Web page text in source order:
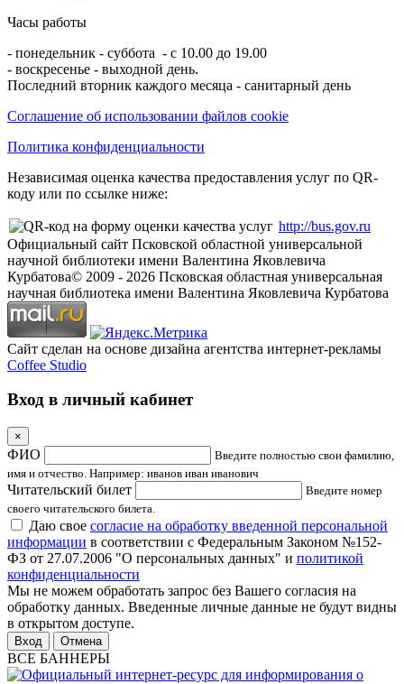
Часы работы
- понедельник - суббота - с 10.00 до 19.00
- воскресенье - выходной день.
Последний вторник каждого месяца - санитарный день
Соглашение об использовании файлов cookie
Политика конфиденциальности
Независимая оценка качества предоставления услуг по QR-
коду или по ссылке ниже:
http://bus.gov.ru
Официальный сайт Псковской областной универсальной
научной библиотеки имени Валентина Яковлевича
Курбатова© 2009 - 2026 Псковская областная универсальная
научная библиотека имени Валентина Яковлевича Курбатова
Сайт сделан на основе дизайна агентства интернет-рекламы
Coffee Studio
Вход в личный кабинет
×
ФИО
Введите полностью свои фамилию,
имя и отчество. Например: иванов иван иванович
Читательский билет
Введите номер
своего читательского билета.
Даю свое согласие на обработку введенной персональной
информации в соответствии с Федеральным Законом №152-
ФЗ от 27.07.2006 "О персональных данных" и политикой
конфиденциальности
Мы не можем обработать запрос без Вашего согласия на
обработку данных. Введенные личные данные не будут видны
в открытом доступе.
Отмена
ВСЕ БАННЕРЫ